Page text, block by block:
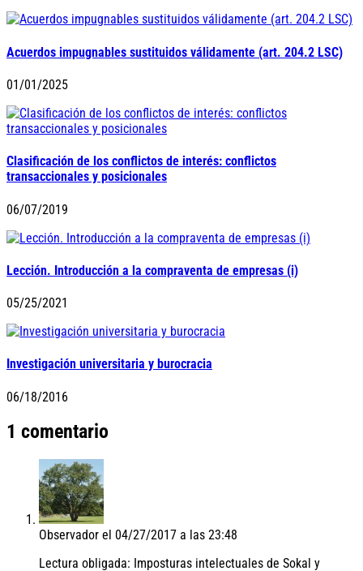
Acuerdos impugnables sustituidos válidamente (art. 204.2 LSC)
01/01/2025
Clasificación de los conflictos de interés: conflictos
transaccionales y posicionales
06/07/2019
Lección. Introducción a la compraventa de empresas (i)
05/25/2021
Investigación universitaria y burocracia
06/18/2016
1 comentario
Observador el 04/27/2017 a las 23:48
Lectura obligada: Imposturas intelectuales de Sokal y